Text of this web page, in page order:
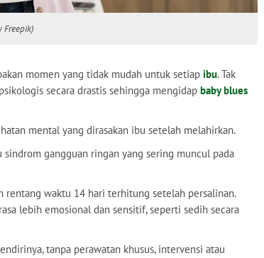
Freepik)
momen yang tidak mudah untuk setiap ibu. Tak
secara drastis sehingga mengidap baby blues
mental yang dirasakan ibu setelah melahirkan.
gangguan ringan yang sering muncul pada
rentang waktu 14 hari terhitung setelah persalinan.
lebih emosional dan sensitif, seperti sedih secara
tanpa perawatan khusus, intervensi atau